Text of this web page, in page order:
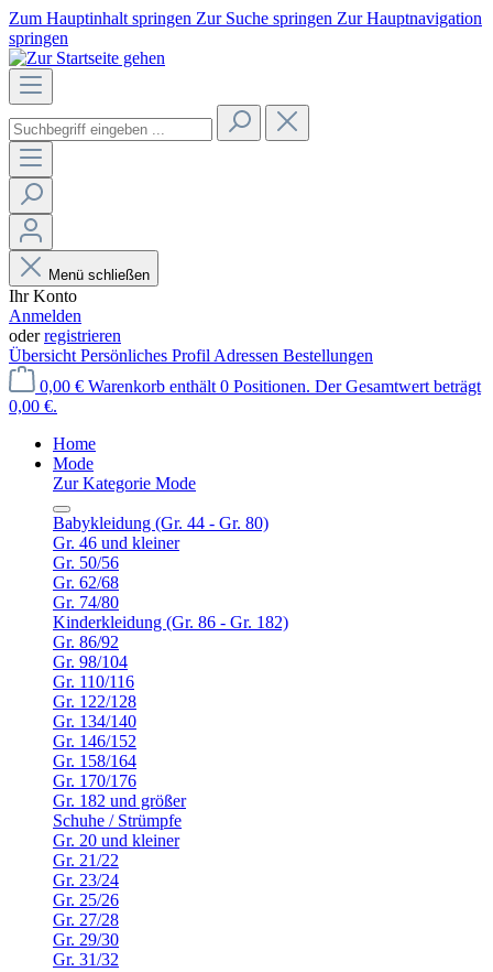
Zum Hauptinhalt springen Zur Suche springen Zur Hauptnavigation
springen
Menü schließen
Ihr Konto
Anmelden
oderregistrieren
Übersicht Persönliches Profil Adressen Bestellungen
0,00 € Warenkorb enthält 0 Positionen. Der Gesamtwert beträgt
0,00 €.
Home
Mode
Zur Kategorie Mode
Babykleidung (Gr. 44 - Gr. 80)
Gr. 46 und kleiner
Gr. 50/56
Gr. 62/68
Gr. 74/80
Kinderkleidung (Gr. 86 - Gr. 182)
Gr. 86/92
Gr. 98/104
Gr. 110/116
Gr. 122/128
Gr. 134/140
Gr. 146/152
Gr. 158/164
Gr. 170/176
Gr. 182 und größer
Schuhe / Strümpfe
Gr. 20 und kleiner
Gr. 21/22
Gr. 23/24
Gr. 25/26
Gr. 27/28
Gr. 29/30
Gr. 31/32